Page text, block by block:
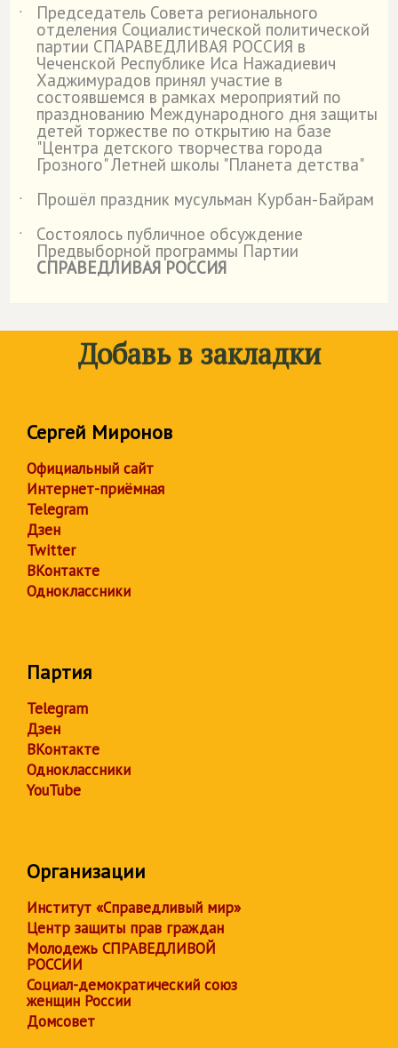
˙
Председатель Совета регионального
отделения Социалистической политической
партии СПАРАВЕДЛИВАЯ РОССИЯ в
Чеченской Республике Иса Нажадиевич
Хаджимурадов принял участие в
состоявшемся в рамках мероприятий по
празднованию Международного дня защиты
детей торжестве по открытию на базе
"Центра детского творчества города
Грозного" Летней школы "Планета детства"
˙
Прошёл праздник мусульман Курбан-Байрам
˙
Состоялось публичное обсуждение
Предвыборной программы Партии
СПРАВЕДЛИВАЯ РОССИЯ
Добавь в закладки
Сергей Миронов
Официальный сайт
Интернет-приёмная
Telegram
Дзен
Twitter
ВКонтакте
Одноклассники
Партия
Telegram
Дзен
ВКонтакте
Одноклассники
YouTube
Организации
Институт «Справедливый мир»
Центр защиты прав граждан
Молодежь СПРАВЕДЛИВОЙ
РОССИИ
Социал-демократический союз
женщин России
Домсовет